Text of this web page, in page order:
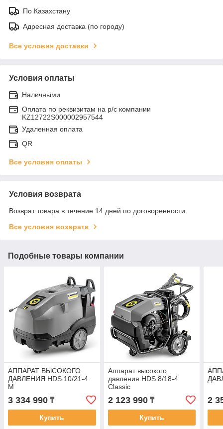
По Казахстану
Адресная доставка (по городу)
Все условия доставки
Условия оплаты
Наличными
Оплата по реквизитам на р/с компании
KZ12722S000002957544
Удаленная оплата
QR
Все условия оплаты
Условия возврата
Возврат товара в течение 14 дней по договоренности
Все условия возврата
Подобные товары компании
АППАРАТ ВЫСОКОГО
ДАВЛЕНИЯ HDS 10/21-4
M
3 334 990 ₸
Купить
Аппарат высокого
давления HDS 8/18-4
Classic
2 123 990₸
Купить
2